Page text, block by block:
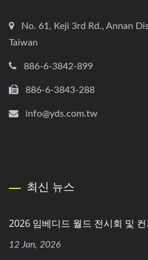
No. 61, Keji 3rd Rd., Annan
Taiwan
886-6-3842-899
886-6-3843-288
info@yds.com.tw
최신 뉴스
2026 임베디드 월드 전시회 및
12 Jan, 2026